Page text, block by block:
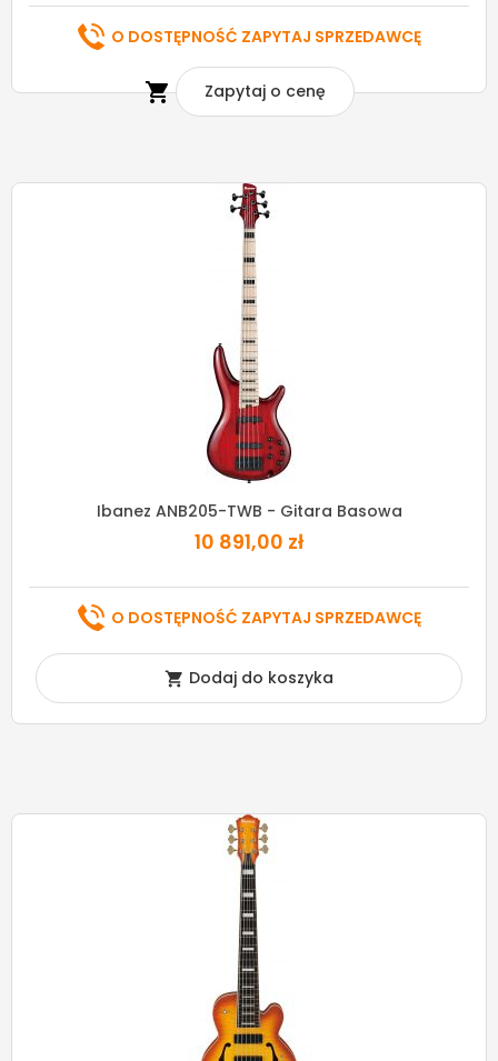
O DOSTĘPNOŚĆ ZAPYTAJ SPRZEDAWCĘ
 Zapytaj o cenę
Ibanez ANB205-TWB - Gitara Basowa
10 891,00 zł
O DOSTĘPNOŚĆ ZAPYTAJ SPRZEDAWCĘ
 Dodaj do koszyka